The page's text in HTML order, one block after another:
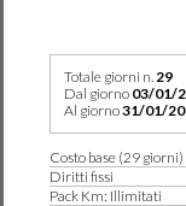
Totale giorni n.29
Dal giorno 03/01/
Al giorno31/01/
Costo base (29 giorni)
Diritti fissi
Pack Km: Illimitati